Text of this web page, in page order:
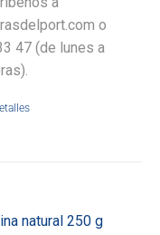
o
47 (de lunes a
natural 250 g